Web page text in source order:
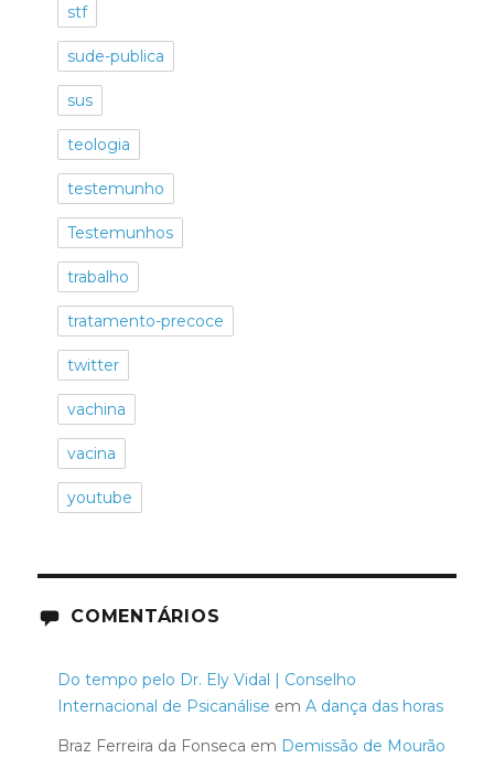
stf
sude-publica
sus
teologia
testemunho
Testemunhos
trabalho
tratamento-precoce
twitter
vachina
vacina
youtube
COMENTÁRIOS
Do tempo pelo Dr. Ely Vidal | Conselho
Internacional de Psicanálise em A dança das horas
Braz Ferreira da Fonseca em Demissão de Mourão